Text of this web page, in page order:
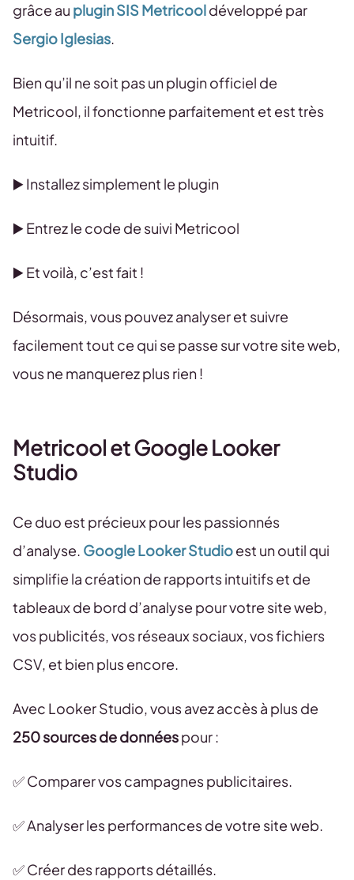
grâce au plugin SIS Metricooldéveloppé par
Sergio Iglesias.
Bien qu’il ne soit pas un plugin officiel de
Metricool, il fonctionne parfaitement et est très
intuitif.
▶️ Installez simplement le plugin
▶️ Entrez le code de suivi Metricool
▶️ Et voilà, c’est fait !
Désormais, vous pouvez analyser et suivre
facilement tout ce qui se passe sur votre site web,
vous ne manquerez plus rien !
Metricool et Google Looker
Studio
Ce duo est précieux pour les passionnés
d’analyse. Google Looker Studioest un outil qui
simplifie la création de rapports intuitifs et de
tableaux de bord d’analyse pour votre site web,
vos publicités, vos réseaux sociaux, vos fichiers
CSV, et bien plus encore.
Avec Looker Studio, vous avez accès à plus de
250 sources de donnéespour :
✅ Comparer vos campagnes publicitaires.
✅ Analyser les performances de votre site web.
✅ Créer des rapports détaillés.